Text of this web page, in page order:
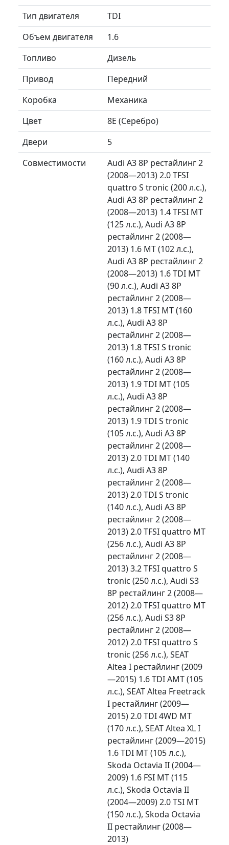
Тип двигателя
TDI
Объем двигателя
1.6
Топливо
Дизель
Привод
Передний
Коробка
Механика
Цвет
8E (Серебро)
Двери
5
Совместимости
Audi A3 8P рестайлинг 2
(2008—2013) 2.0 TFSI
quattro S tronic (200 л.с.),
Audi A3 8P рестайлинг 2
(2008—2013) 1.4 TFSI MT
(125 л.с.), Audi A3 8P
рестайлинг 2 (2008—
2013) 1.6 MT (102 л.с.),
Audi A3 8P рестайлинг 2
(2008—2013) 1.6 TDI MT
(90 л.с.), Audi A3 8P
рестайлинг 2 (2008—
2013) 1.8 TFSI MT (160
л.с.), Audi A3 8P
рестайлинг 2 (2008—
2013) 1.8 TFSI S tronic
(160 л.с.), Audi A3 8P
рестайлинг 2 (2008—
2013) 1.9 TDI MT (105
л.с.), Audi A3 8P
рестайлинг 2 (2008—
2013) 1.9 TDI S tronic
(105 л.с.), Audi A3 8P
рестайлинг 2 (2008—
2013) 2.0 TDI MT (140
л.с.), Audi A3 8P
рестайлинг 2 (2008—
2013) 2.0 TDI S tronic
(140 л.с.), Audi A3 8P
рестайлинг 2 (2008—
2013) 2.0 TFSI quattro MT
(256 л.с.), Audi A3 8P
рестайлинг 2 (2008—
2013) 3.2 TFSI quattro S
tronic (250 л.с.), Audi S3
8P рестайлинг 2 (2008—
2012) 2.0 TFSI quattro MT
(256 л.с.), Audi S3 8P
рестайлинг 2 (2008—
2012) 2.0 TFSI quattro S
tronic (256 л.с.), SEAT
Altea I рестайлинг (2009
—2015) 1.6 TDI AMT (105
л.с.), SEAT Altea Freetrack
I рестайлинг (2009—
2015) 2.0 TDI 4WD MT
(170 л.с.), SEAT Altea XL I
рестайлинг (2009—2015)
1.6 TDI MT (105 л.с.),
Skoda Octavia II (2004—
2009) 1.6 FSI MT (115
л.с.), Skoda Octavia II
(2004—2009) 2.0 TSI MT
(150 л.с.), Skoda Octavia
II рестайлинг (2008—
2013)